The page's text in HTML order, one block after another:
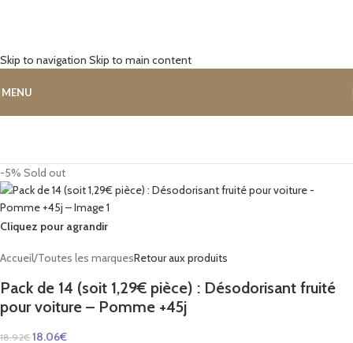
Skip to navigation Skip to main content
MENU
-5% Sold out
Cliquez pour agrandir
Accueil/Toutes les marquesRetour aux produits
Pack de 14 (soit 1,29€ pièce) : Désodorisant fruité
pour voiture – Pomme +45j
18.92€ 18.06€